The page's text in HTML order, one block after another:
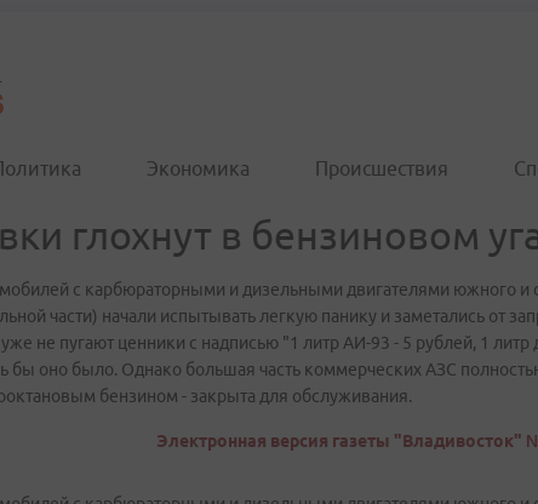
Экономика Происшествия
глохнут в бензиновом
с карбюраторными и дизельными двигателями южного и
части) начали испытывать легкую панику и заметались от
не пугают ценники с надписью "1 литр АИ-93 - 5 рублей, 1 литр
бы оно было. Однако большая часть коммерческих АЗС
бензином - закрыта для обслуживания.
Электронная версия газеты "Владивосток"